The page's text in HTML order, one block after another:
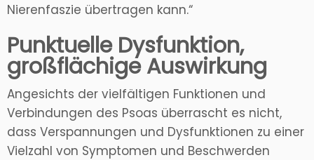
Nierenfaszie übertragen kann.“
Punktuelle Dysfunktion,
großflächige Auswirkung
Angesichts der vielfältigen Funktionen und
Verbindungen des Psoas überrascht es nicht,
dass Verspannungen und Dysfunktionen zu einer
Vielzahl von Symptomen und Beschwerden